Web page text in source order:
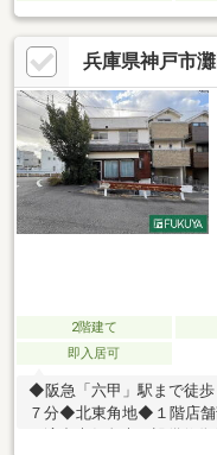
兵庫県神戸市
2階建て
即入居可
◆阪急「六甲」駅まで徒
７分◆北東角地◆１階店舗